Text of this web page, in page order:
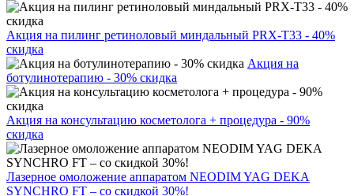
Акция на пилинг ретиноловый миндальный PRX-T33 - 40%
скидка
Акция на
ботулинотерапию - 30% скидка
Акция на консультацию косметолога + процедура - 90%
скидка
Лазерное омоложение аппаратом NEODIM YAG DEKA
SYNCHRO FT – со скидкой 30%!